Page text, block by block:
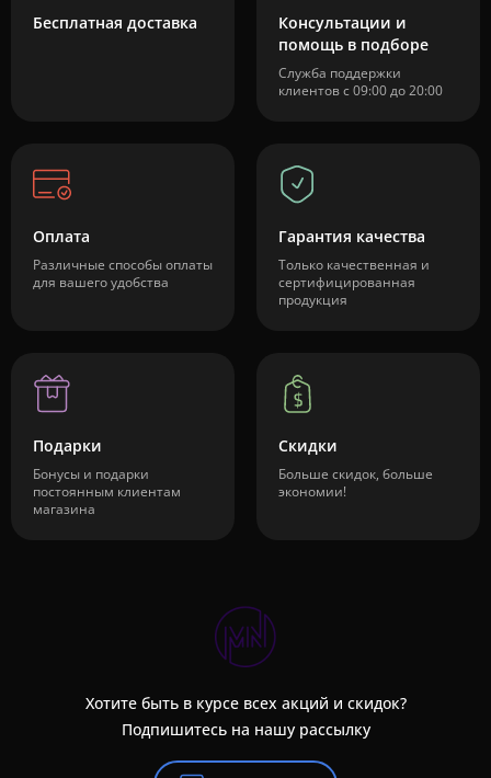
Бесплатная доставка
Консультации и
помощь в подборе
Служба поддержки
клиентов с 09:00 до 20:00
Оплата
Различные способы оплаты
для вашего удобства
Гарантия качества
Только качественная и
сертифицированная
продукция
Подарки
Бонусы и подарки
постоянным клиентам
магазина
Скидки
Больше скидок, больше
экономии!
Хотите быть в курсе всех акций и скидок?
Подпишитесь на нашу рассылку